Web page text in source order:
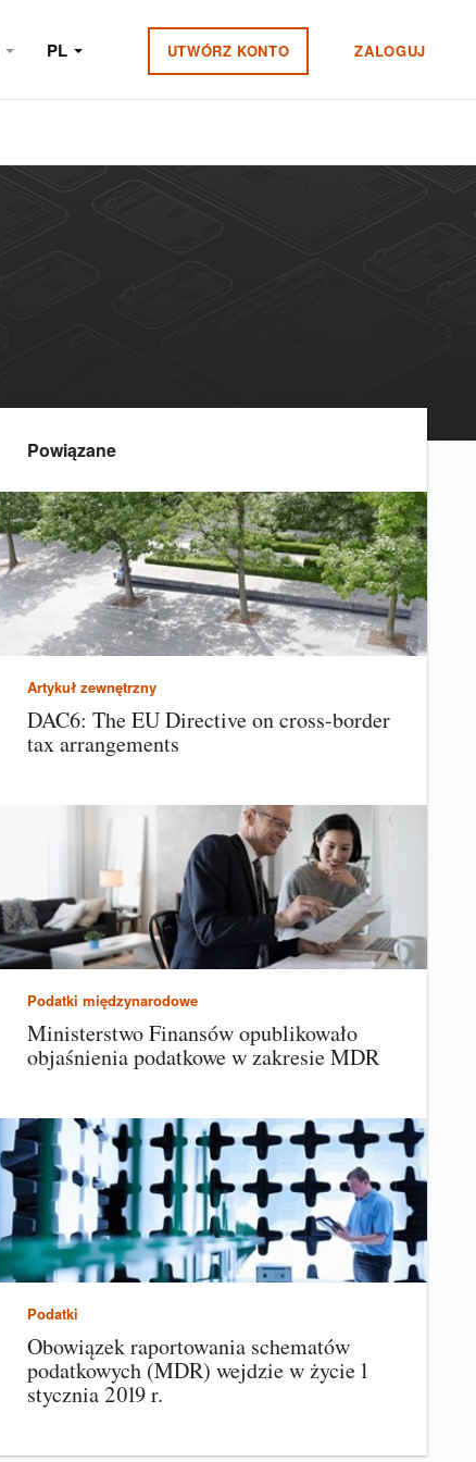
PL UTWÓRZ KONTO ZALOGUJ
Powiązane
Artykuł zewnętrzny
DAC6: The EU Directive on cross-border
tax arrangements
Podatki międzynarodowe
Ministerstwo Finansów opublikowało
objaśnienia podatkowe w zakresie MDR
Podatki
Obowiązek raportowania schematów
podatkowych (MDR) wejdzie w życie 1
stycznia 2019 r.